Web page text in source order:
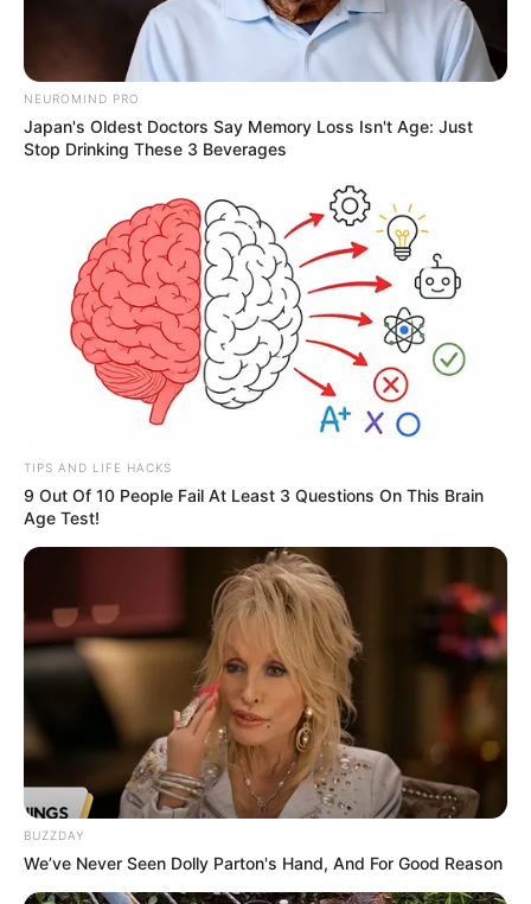
NEUROMIND PRO
Japan's Oldest Doctors Say Memory Loss Isn't Age: Just
Stop Drinking These 3 Beverages
TIPS AND LIFE HACKS
9 Out Of 10 People Fail At Least 3 Questions On This Brain
Age Test!
BUZZDAY
We’ve Never Seen Dolly Parton's Hand, And For Good Reason